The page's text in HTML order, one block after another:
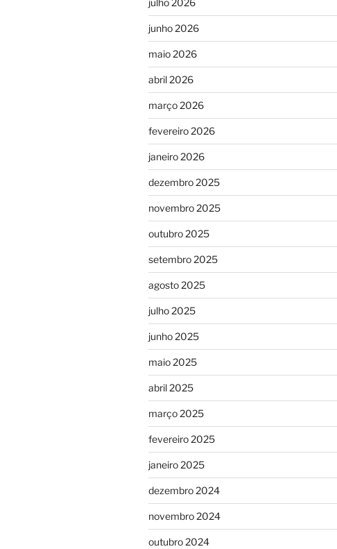
junho 2026
maio 2026
abril 2026
março 2026
fevereiro 2026
janeiro 2026
dezembro 2025
novembro 2025
outubro 2025
setembro 2025
agosto 2025
julho 2025
junho 2025
maio 2025
abril 2025
março 2025
fevereiro 2025
janeiro 2025
dezembro 2024
novembro 2024
outubro 2024